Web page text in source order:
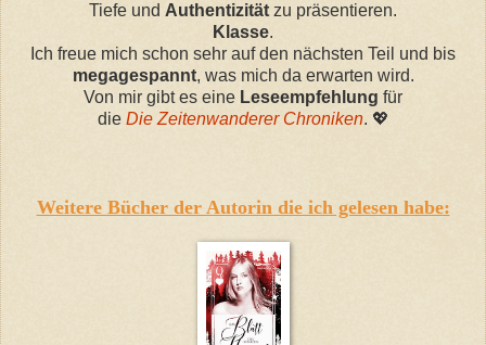
Tiefe und Authentizität zu präsentieren.
Klasse.
Ich freue mich schon sehr auf den nächsten Teil und bis
megagespannt, was mich da erwarten wird.
Von mir gibt es eine Leseempfehlung für
die DieZeitenwanderer Chroniken. 💖
Weitere Bücher der Autorin die ich gelesen habe: